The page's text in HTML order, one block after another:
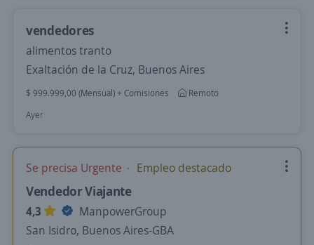
vendedores
alimentos tranto
Exaltación de la Cruz, Buenos Aires
$ 999.999,00 (Mensual) + Comisiones
Remoto
Ayer
Se precisa Urgente Empleo destacado
Vendedor Viajante
4,3
ManpowerGroup
San Isidro, Buenos Aires-GBA